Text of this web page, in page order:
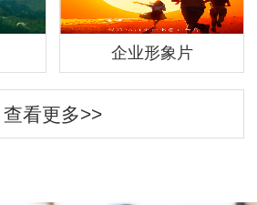
企业形象片
查看更多>>